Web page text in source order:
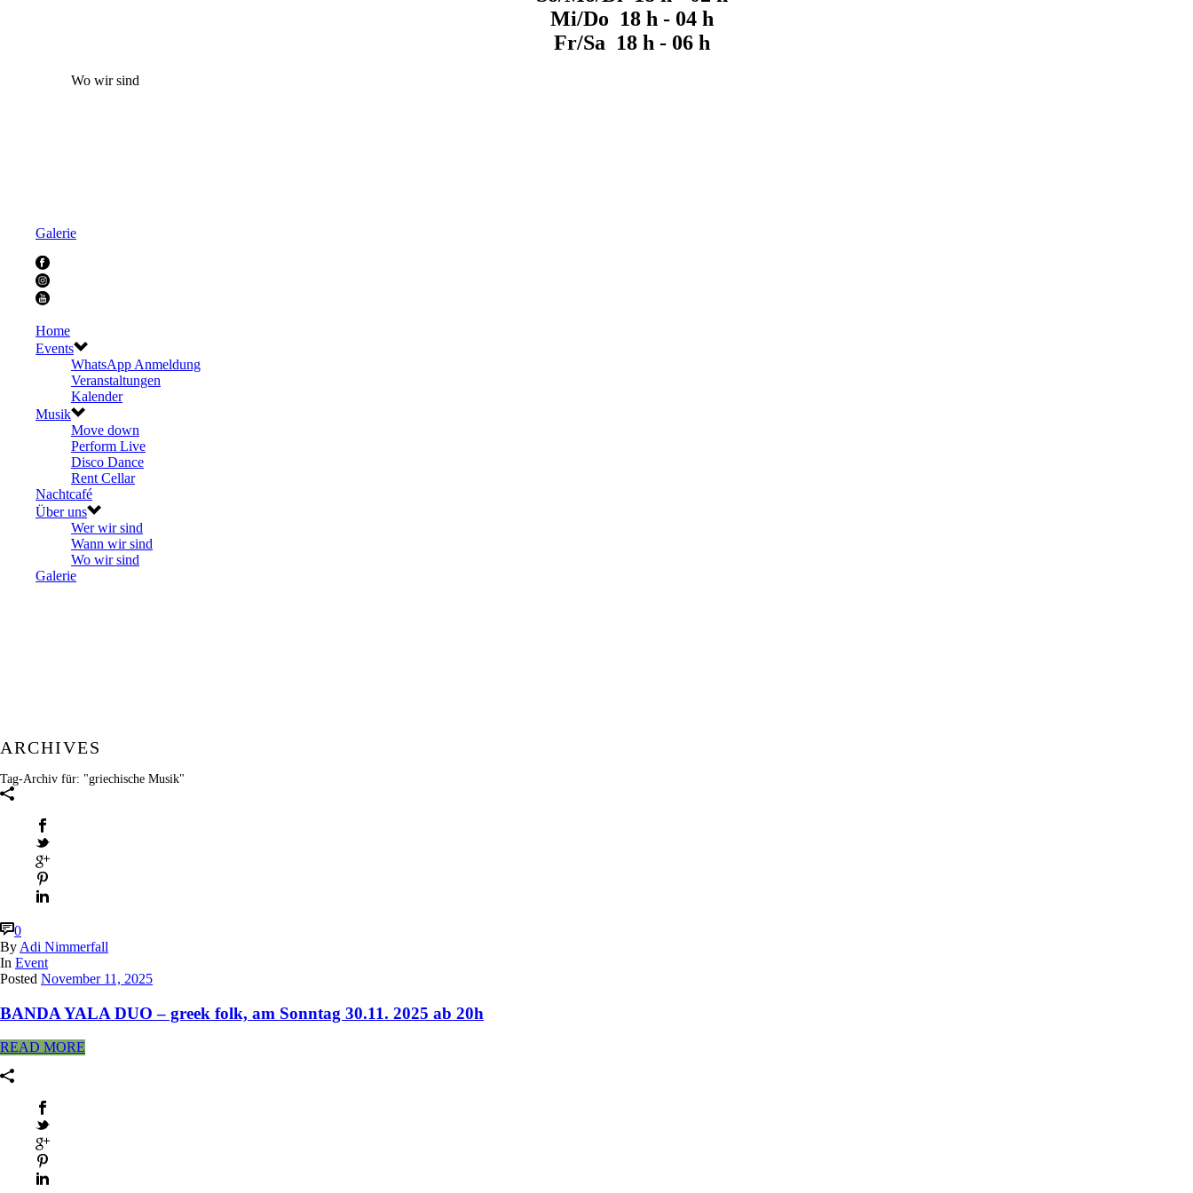
Mi/Do 18 h - 04 h
Fr/Sa 18 h - 06 h
Wo wir sind
Galerie
Home
Events
WhatsApp Anmeldung
Veranstaltungen
Kalender
Musik
Move down
Perform Live
Disco Dance
Rent Cellar
Nachtcafé
Über uns
Wer wir sind
Wann wir sind
Wo wir sind
Galerie
ARCHIVES
Tag-Archiv für: "griechische Musik"
0
By Adi Nimmerfall
In Event
Posted November 11, 2025
BANDA YALA DUO – greek folk, am Sonntag 30.11. 2025 ab 20h
READ MORE